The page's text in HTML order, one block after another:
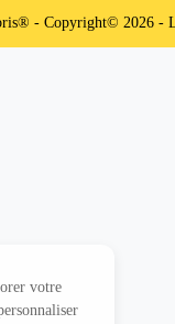
votre
- Copyright© 2026 -